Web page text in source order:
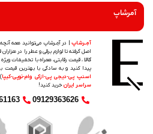
آمرشاپ
آمِـرشاپ| در آمِـرشاپ می‌توانید همه
اصل گرفته تا لوازم برقی و عطر را در هزاران
کالا، قیمت رقابتی، همراه با تخفیفات
پیدا کنید و به سادگی با بهترین قیمت
اسنپ پی-دیجی پی-ازکی وام-نوپی-کیپا
سراسر ایرانخرید کنید!
09129363626